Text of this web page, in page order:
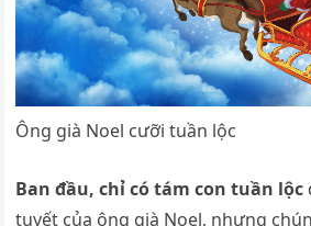
Ông già Noel cưỡi tuần lộc
Ban đầu, chỉ có tám con tuần lộc
tuyết của ông già Noel, nhưng